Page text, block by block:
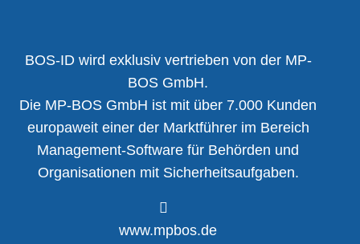
BOS-ID wird exklusiv vertrieben von der MP-
BOS GmbH.
Die MP-BOS GmbH ist mit über 7.000 Kunden
europaweit einer der Marktführer im Bereich
Management-Software für Behörden und
Organisationen mit Sicherheitsaufgaben.
www.mpbos.de